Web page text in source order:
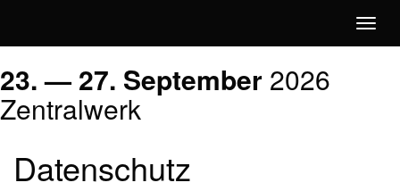
Literatur
Jetzt!
23. — 27. September 2026
Zentralwerk
Datenschutz